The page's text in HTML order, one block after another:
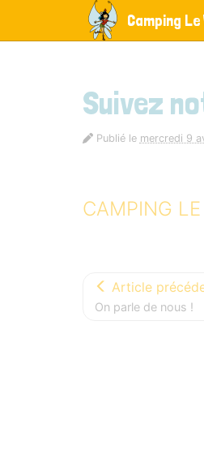
Camping Le
Suivez
Publié le mercredi 9
CAMPING
Article
On parle de nous !
Panneau de gestion des cookies